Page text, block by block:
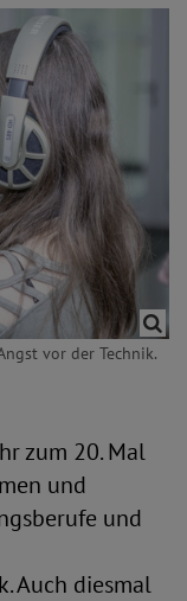
vor der Technik.
zum 20. Mal
und
und
Auch diesmal